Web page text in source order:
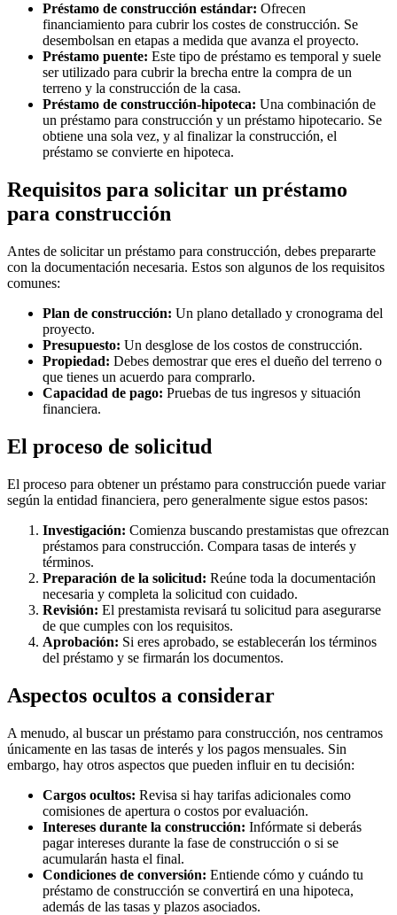
Préstamo de construcción estándar: Ofrecen
financiamiento para cubrir los costes de construcción. Se
desembolsan en etapas a medida que avanza el proyecto.
Préstamo puente: Este tipo de préstamo es temporal y suele
ser utilizado para cubrir la brecha entre la compra de un
terreno y la construcción de la casa.
Préstamo de construcción-hipoteca: Una combinación de
un préstamo para construcción y un préstamo hipotecario. Se
obtiene una sola vez, y al finalizar la construcción, el
préstamo se convierte en hipoteca.
Requisitos para solicitar un préstamo
para construcción
Antes de solicitar un préstamo para construcción, debes prepararte
con la documentación necesaria. Estos son algunos de los requisitos
comunes:
Plan de construcción: Un plano detallado y cronograma del
proyecto.
Presupuesto: Un desglose de los costos de construcción.
Propiedad: Debes demostrar que eres el dueño del terreno o
que tienes un acuerdo para comprarlo.
Capacidad de pago: Pruebas de tus ingresos y situación
financiera.
El proceso de solicitud
El proceso para obtener un préstamo para construcción puede variar
según la entidad financiera, pero generalmente sigue estos pasos:
Investigación: Comienza buscando prestamistas que ofrezcan
préstamos para construcción. Compara tasas de interés y
términos.
Preparación de la solicitud: Reúne toda la documentación
necesaria y completa la solicitud con cuidado.
Revisión: El prestamista revisará tu solicitud para asegurarse
de que cumples con los requisitos.
Aprobación: Si eres aprobado, se establecerán los términos
del préstamo y se firmarán los documentos.
Aspectos ocultos a considerar
A menudo, al buscar un préstamo para construcción, nos centramos
únicamente en las tasas de interés y los pagos mensuales. Sin
embargo, hay otros aspectos que pueden influir en tu decisión:
Cargos ocultos: Revisa si hay tarifas adicionales como
comisiones de apertura o costos por evaluación.
Intereses durante la construcción: Infórmate si deberás
pagar intereses durante la fase de construcción o si se
acumularán hasta el final.
Condiciones de conversión: Entiende cómo y cuándo tu
préstamo de construcción se convertirá en una hipoteca,
además de las tasas y plazos asociados.